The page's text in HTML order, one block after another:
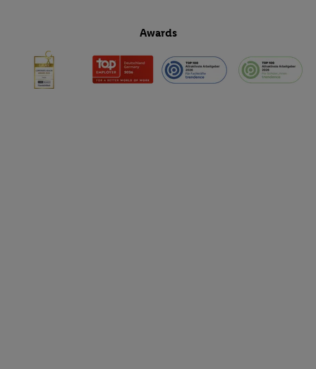
Awards